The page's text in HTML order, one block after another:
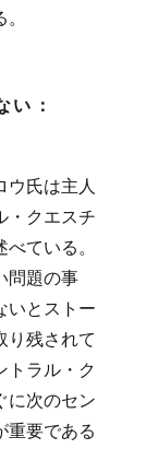
い：
ウ氏は主人
・クエスチ
ている。
問題の事
いとストー
り残されて
トラル・ク
に次のセン
重要である